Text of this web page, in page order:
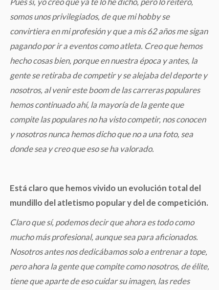
somos unos privilegiados, de que mi hobby se
convirtiera en mi profesión y que a mis 62 años me sigan
pagando por ir a eventos como atleta. Creo que hemos
hecho cosas bien, porque en nuestra época y antes, la
gente se retiraba de competir y se alejaba del deporte y
nosotros, al venir este boom de las carreras populares
hemos continuado ahí, la mayoría de la gente que
compite las populares no ha visto competir, nos conocen
y nosotros nunca hemos dicho que no a una foto, sea
donde sea y creo que eso se ha valorado.
Está claro que hemos vivido un evolución total del
mundillo del atletismo popular y del de competición.
Claro que sí, podemos decir que ahora es todo como
mucho más profesional, aunque sea para aficionados.
Nosotros antes nos dedicábamos solo a entrenar a tope,
pero ahora la gente que compite como nosotros, de élite,
tiene que aparte de eso cuidar su imagen, las redes